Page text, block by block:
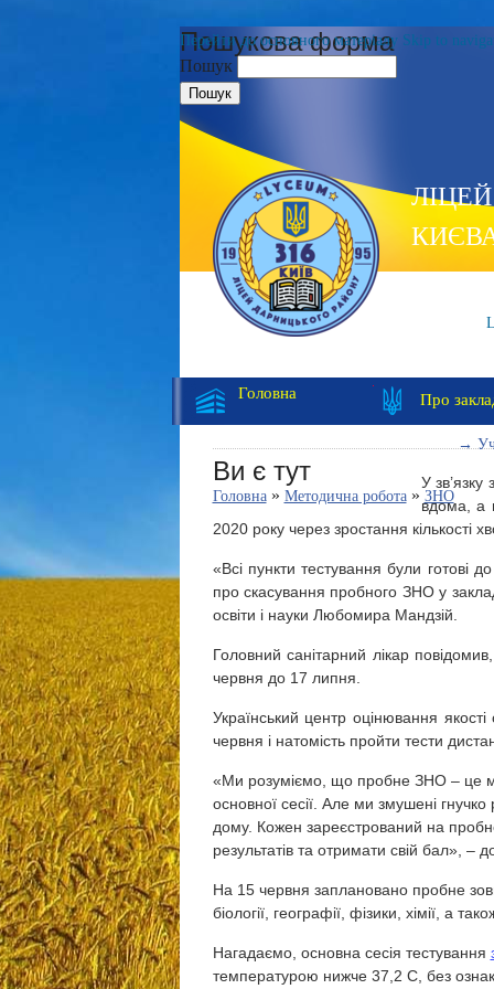
Перейти до основного матеріалу Skip to
Пошукова форма
Пошук
Головна Про
Ви є тут
Головна» Методична робота» ЗНО
→
У
вдома, а
2020 року через зростання кількості
«Всі пункти тестування були готові
про скасування пробного ЗНО у
освіти і науки Любомира Мандзій.
Головний санітарний лікар
червня до 17 липня.
Український центр оцінювання
червня і натомість пройти тести
«Ми розуміємо, що пробне ЗНО – це
основної сесії. Але ми змушені
дому. Кожен зареєстрований на
результатів та отримати свій бал», –
На 15 червня заплановано пробне
біології, географії, фізики, хімії, а
Нагадаємо, основна сесія тестування
температурою нижче 37,2 С, без